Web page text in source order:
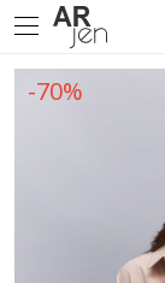
-70%